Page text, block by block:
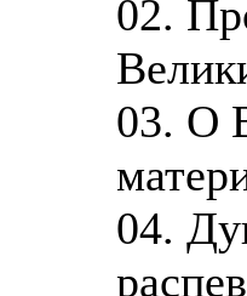
02.
03. О
04.